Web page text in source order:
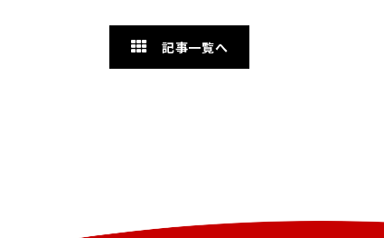
記事一覧へ